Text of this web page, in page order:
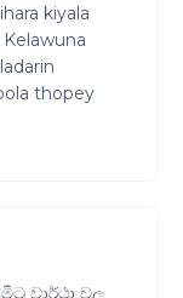
kiyala
thopey
වාර්ථා වල